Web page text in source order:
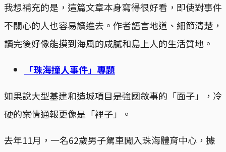
我想補充的是，這篇文章本身寫得很好看，即使對事件
不關心的人也容易讀進去。作者語言地道、細節清楚，
讀完後好像能摸到海風的咸膩和島上人的生活質地。
「珠海撞人事件」專題
如果說大型基建和造城項目是強國敘事的「面子」，冷
硬的案情通報更像是「裡子」。
去年11月，一名62歲男子駕車闖入珠海體育中心，據